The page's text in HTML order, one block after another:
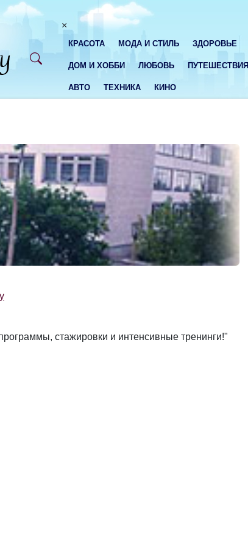
×
КРАСОТА МОДА И СТИЛЬ ЗДОРОВЬЕ
ДОМ И ХОББИ ЛЮБОВЬ ПУТЕШЕСТВИЯ
АВТО ТЕХНИКА КИНО
стажировки и интенсивные тренинги!"